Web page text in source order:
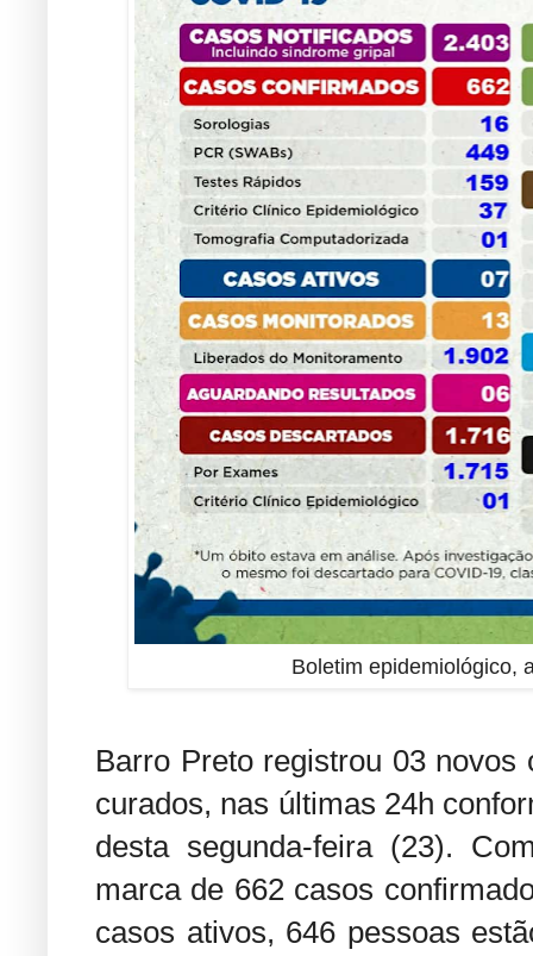
Boletim epidemiológico,
Barro Preto registrou 03
curados, nas últimas 24h
desta segunda-feira (23).
marca de 662 casos
casos ativos, 646 pessoas